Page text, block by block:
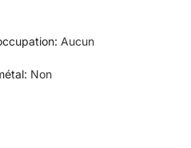
: Aucun
: Non